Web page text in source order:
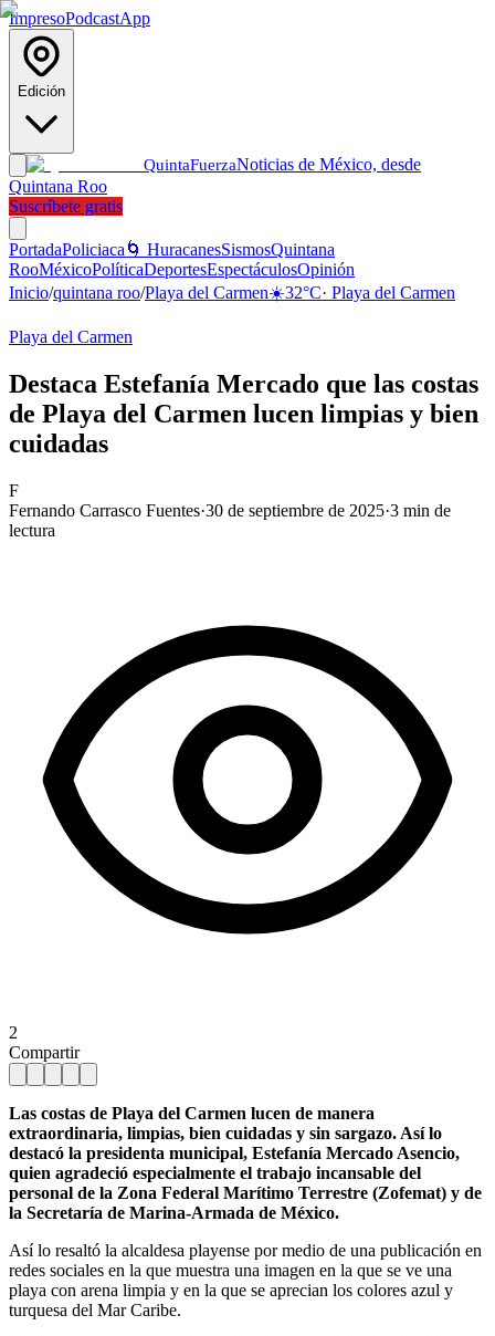
ImpresoPodcastApp
Edición
QuintaFuerzaNoticias de México, desde
Quintana Roo
Suscríbete gratis
PortadaPoliciaca 🌀 HuracanesSismosQuintana
RooMéxicoPolíticaDeportesEspectáculosOpinión
Inicio/quintana roo/Playa del Carmen☀️32°C· Playa del Carmen
Playa del Carmen
Destaca Estefanía Mercado que las costas
de Playa del Carmen lucen limpias y bien
cuidadas
F
Fernando Carrasco Fuentes·30 de septiembre de 2025·3 min de
lectura
2
Compartir
Las costas de Playa del Carmen lucen de manera
extraordinaria, limpias, bien cuidadas y sin sargazo. Así lo
destacó la presidenta municipal, Estefanía Mercado Asencio,
quien agradeció especialmente el trabajo incansable del
personal de la Zona Federal Marítimo Terrestre (Zofemat) y de
la Secretaría de Marina-Armada de México.
Así lo resaltó la alcaldesa playense por medio de una publicación en
redes sociales en la que muestra una imagen en la que se ve una
playa con arena limpia y en la que se aprecian los colores azul y
turquesa del Mar Caribe.